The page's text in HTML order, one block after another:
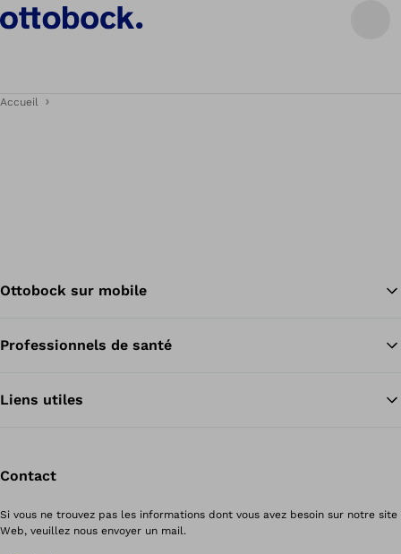
Accueil
Ottobock sur mobile
Professionnels de santé
Liens utiles
Contact
Si vous ne trouvez pas les informations dont vous avez besoin sur notre site
Web, veuillez nous envoyer un mail.